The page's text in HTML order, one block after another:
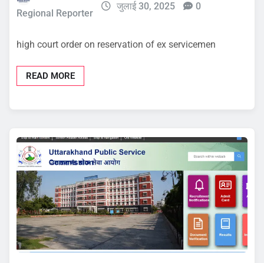
Regional Reporter
जुलाई 30, 2025 0
high court order on reservation of ex servicemen
READ MORE